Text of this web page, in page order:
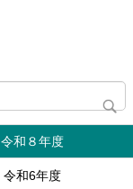
令和８年度
令和6年度